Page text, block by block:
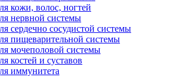
кожи, волос, ногтей
нервной системы
сердечно сосудистой системы
пищеварительной системы
мочеполовой системы
костей и суставов
иммунитета